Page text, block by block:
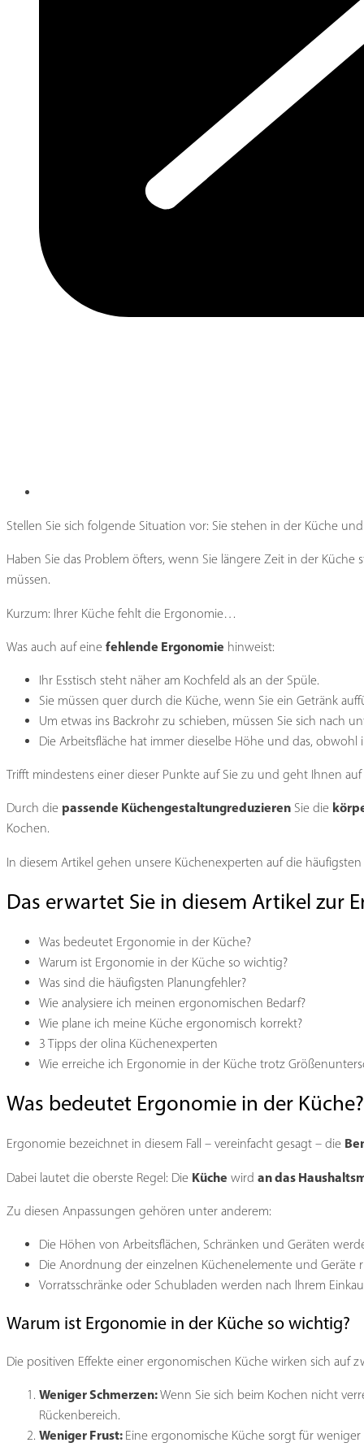
Stellen Sie sich folgende Situation vor: Sie stehen in der Küche
Haben Sie das Problem öfters, wenn Sie längere Zeit in der
müssen.
Kurzum: Ihrer Küche fehlt die Ergonomie…
Was auch auf eine fehlende Ergonomie hinweist:
Ihr Esstisch steht näher am Kochfeld als an der Spüle.
Sie müssen quer durch die Küche, wenn Sie ein Getränk
Um etwas ins Backrohr zu schieben, müssen Sie sich nach
Die Arbeitsfläche hat immer dieselbe Höhe und das,
Trifft mindestens einer dieser Punkte auf Sie zu und geht Ihnen auf
Durch die passende Küchengestaltungreduzieren Sie die
Kochen.
In diesem Artikel gehen unsere Küchenexperten auf die
Das erwartet Sie in diesem Artikel zur
Was bedeutet Ergonomie in der Küche?
Warum ist Ergonomie in der Küche so wichtig?
Was sind die häufigsten Planungfehler?
Wie analysiere ich meinen ergonomischen Bedarf?
Wie plane ich meine Küche ergonomisch korrekt?
3 Tipps der olina Küchenexperten
Wie erreiche ich Ergonomie in der Küche trotz
Was bedeutet Ergonomie in der Küche?
Ergonomie bezeichnet in diesem Fall – vereinfacht gesagt – die
Dabei lautet die oberste Regel: Die Küche wird an das
Zu diesen Anpassungen gehören unter anderem:
Die Höhen von Arbeitsflächen, Schränken und Geräten
Die Anordnung der einzelnen Küchenelemente und Geräte
Vorratsschränke oder Schubladen werden nach Ihrem
Warum ist Ergonomie in der Küche so wichtig?
Die positiven Effekte einer ergonomischen Küche wirken sich auf
Weniger Schmerzen:Wenn Sie sich beim Kochen nicht
Rückenbereich.
Weniger Frust: Eine ergonomische Küche sorgt für